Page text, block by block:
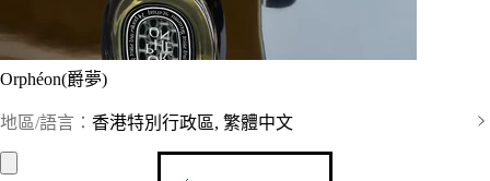
Orphéon(爵夢)
地區/語言： 香港特別行政區, 繁體中文